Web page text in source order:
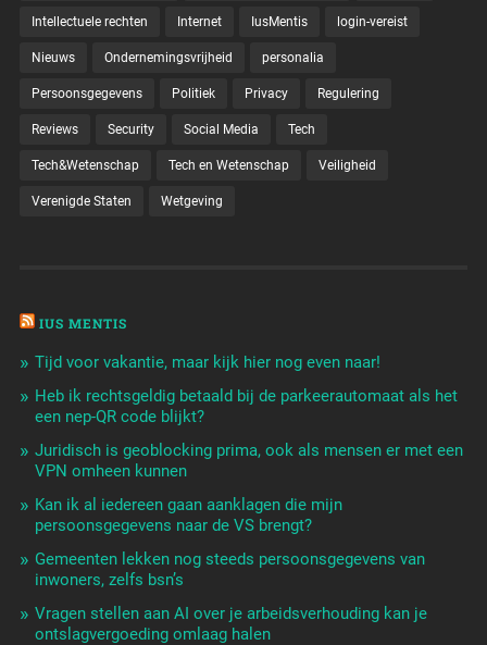
Intellectuele rechten Internet IusMentis login-vereist
Nieuws Ondernemingsvrijheid personalia
Persoonsgegevens Politiek Privacy Regulering
Reviews Security Social Media Tech
Tech&Wetenschap Tech en Wetenschap Veiligheid
Verenigde Staten Wetgeving
IUS MENTIS
Tijd voor vakantie, maar kijk hier nog even naar!
Heb ik rechtsgeldig betaald bij de parkeerautomaat als het
een nep-QR code blijkt?
Juridisch is geoblocking prima, ook als mensen er met een
VPN omheen kunnen
Kan ik al iedereen gaan aanklagen die mijn
persoonsgegevens naar de VS brengt?
Gemeenten lekken nog steeds persoonsgegevens van
inwoners, zelfs bsn’s
Vragen stellen aan AI over je arbeidsverhouding kan je
ontslagvergoeding omlaag halen